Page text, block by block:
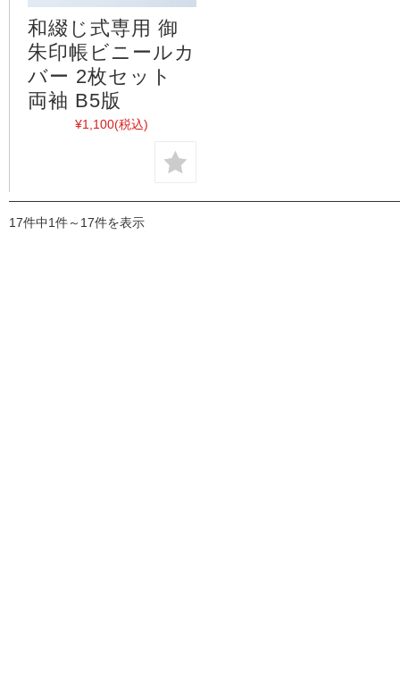
和綴じ式専用 御
朱印帳ビニールカ
バー 2枚セット
両袖 B5版
¥1,100(税込)
17件中1件～17件を表示